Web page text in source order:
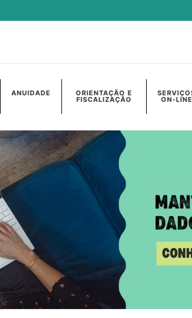
ANUIDADE ORIENTAÇÃO E
FISCALIZAÇÃO ON-LINE